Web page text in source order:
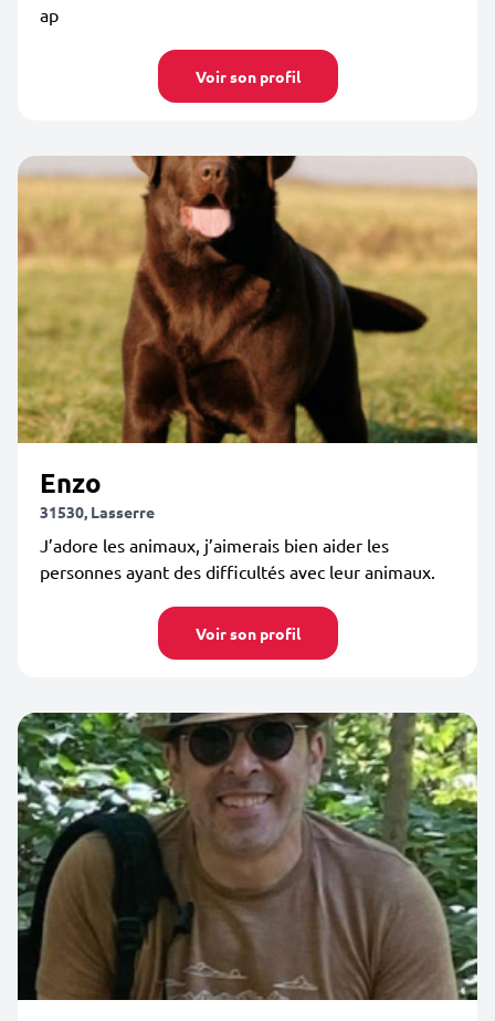
ap
Voir son profil
Enzo
31530, Lasserre
J’adore les animaux, j’aimerais bien aider les
personnes ayant des difficultés avec leur animaux.
Voir son profil